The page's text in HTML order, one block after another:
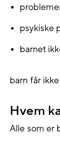
psykiske
barnet
barn får
Hvem
Alle som er